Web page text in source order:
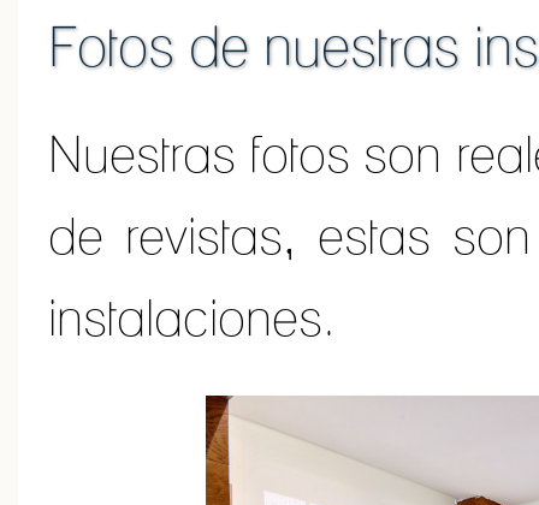
Fotos de nuestras
Nuestras fotos son
de revistas, estas
instalaciones.